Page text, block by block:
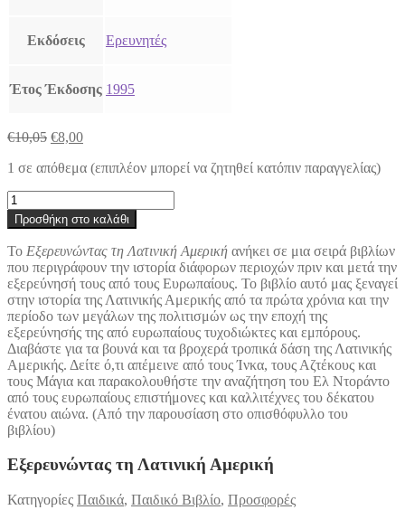
Εκδόσεις Ερευνητές
Έτος Έκδοσης 1995
€10,05 Original
was:
€8,00Η
τιμή
1 σε απόθεμα (επιπλέον μπορεί να ζητηθεί κατόπιν παραγγελίας)
Εξερευνώντας
τη
Λατινική
Αμερική
ποσότητα
Προσθήκη στο καλάθι
Το Εξερευνώντας τη Λατινική Αμερική ανήκει σε μια σειρά βιβλίων
που περιγράφουν την ιστορία διάφορων περιοχών πριν και μετά την
εξερεύνησή τους από τους Ευρωπαίους. Το βιβλίο αυτό μας ξεναγεί
στην ιστορία της Λατινικής Αμερικής από τα πρώτα χρόνια και την
περίοδο των μεγάλων της πολιτισμών ως την εποχή της
εξερεύνησής της από ευρωπαίους τυχοδιώκτες και εμπόρους.
Διαβάστε για τα βουνά και τα βροχερά τροπικά δάση της Λατινικής
Αμερικής. Δείτε ό,τι απέμεινε από τους Ίνκα, τους Αζτέκους και
τους Μάγια και παρακολουθήστε την αναζήτηση του Ελ Ντοράντο
από τους ευρωπαίους επιστήμονες και καλλιτέχνες του δέκατου
ένατου αιώνα. (Από την παρουσίαση στο οπισθόφυλλο του
βιβλίου)
Εξερευνώντας τη Λατινική Αμερική
Κατηγορίες Παιδικά, Παιδικό Βιβλίο, Προσφορές